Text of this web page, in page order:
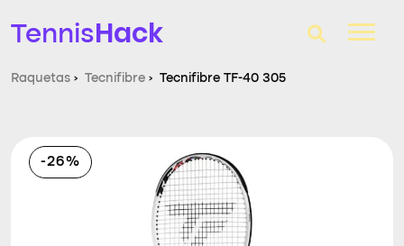
TennisHack
Raquetas de tenis
Zapatillas
Comparador
Raquetas › Tecnifibre › Tecnifibre TF-40 305
-26%